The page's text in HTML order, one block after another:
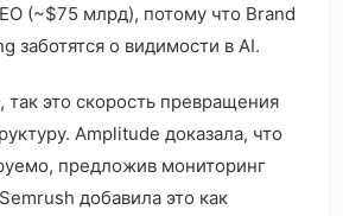
(~$75 млрд), потому что Brand
заботятся о видимости в AI.
так это скорость превращения
Amplitude доказала, что
предложив мониторинг
добавила это как